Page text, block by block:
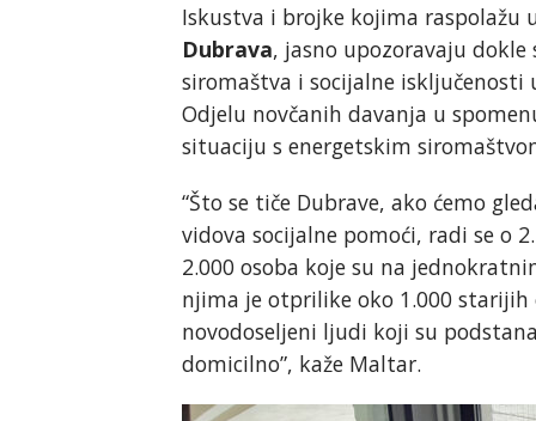
Iskustva i brojke kojima raspolažu
Dubrava, jasno upozoravaju
siromaštva i socijalne
Odjelu novčanih davanja u
situaciju s energetskim
“Što se tiče Dubrave, ako ćemo
vidova socijalne pomoći, radi se o
2.000 osoba koje su na
njima je otprilike oko 1.000 starijih
novodoseljeni ljudi koji su
domicilno”, kaže Maltar.